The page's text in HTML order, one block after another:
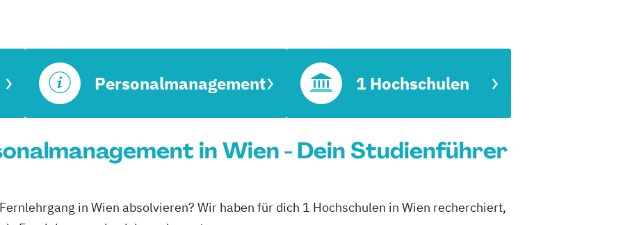
Personalmanagement 1 Hochschulen
in Wien - Dein Studienführer
in Wien absolvieren? Wir haben für dich 1 Hochschulen in Wien recherchiert,